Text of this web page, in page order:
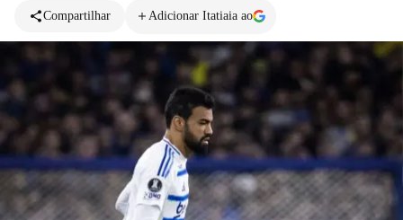
Compartilhar
Adicionar Itatiaia ao